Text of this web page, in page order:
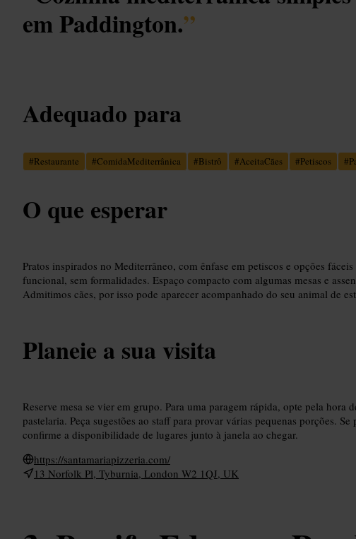
em Paddington.”
Adequado para
#Restaurante #ComidaMediterrânica #Bistrô #AceitaCães #Petiscos #
O que esperar
Pratos inspirados no Mediterrâneo, com ênfase em petiscos e opções
funcional, sem formalidades. Espaço compacto com algumas mesas e
Admitimos cães, por isso pode aparecer acompanhado do seu animal de
Planeie a sua visita
Reserve mesa se vier em grupo. Para uma paragem rápida, opte pela hora
pastelaria. Peça sugestões ao staff para provar várias pequenas porções.
confirme a disponibilidade de lugares junto à janela ao chegar.
https://santamariapizzeria.com/
13 Norfolk Pl, Tyburnia, London W2 1QJ, UK